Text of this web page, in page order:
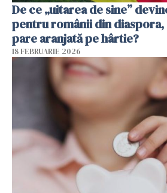
De ce „uitarea de sine”
pentru românii din
pare aranjată pe hârtie?
18 FEBRUARIE 2026